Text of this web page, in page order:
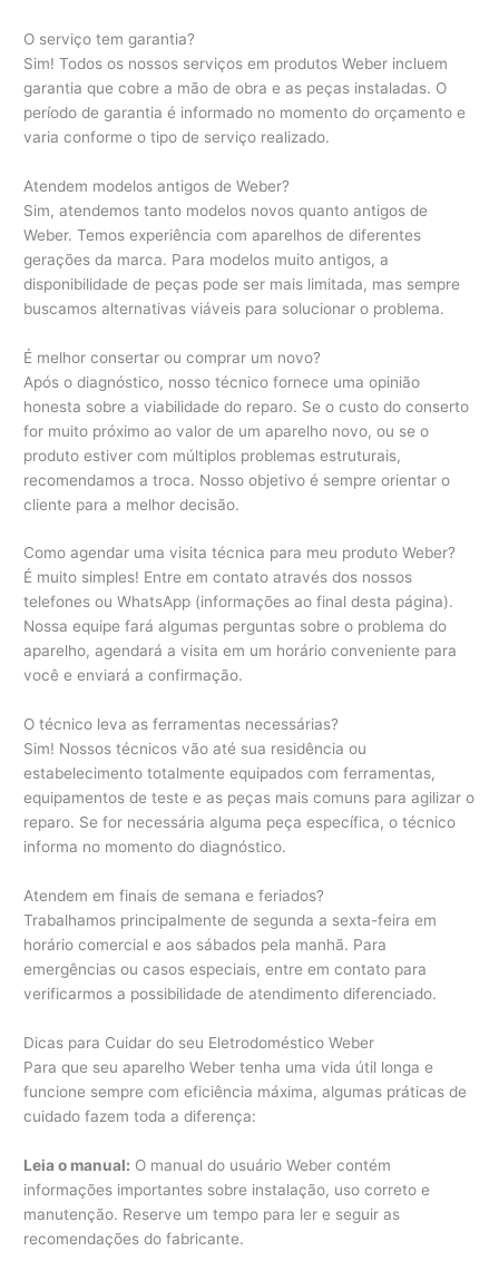
O serviço tem garantia?
Sim! Todos os nossos serviços em produtos Weber incluem
garantia que cobre a mão de obra e as peças instaladas. O
período de garantia é informado no momento do orçamento e
varia conforme o tipo de serviço realizado.
Atendem modelos antigos de Weber?
Sim, atendemos tanto modelos novos quanto antigos de
Weber. Temos experiência com aparelhos de diferentes
gerações da marca. Para modelos muito antigos, a
disponibilidade de peças pode ser mais limitada, mas sempre
buscamos alternativas viáveis para solucionar o problema.
É melhor consertar ou comprar um novo?
Após o diagnóstico, nosso técnico fornece uma opinião
honesta sobre a viabilidade do reparo. Se o custo do conserto
for muito próximo ao valor de um aparelho novo, ou se o
produto estiver com múltiplos problemas estruturais,
recomendamos a troca. Nosso objetivo é sempre orientar o
cliente para a melhor decisão.
Como agendar uma visita técnica para meu produto Weber?
É muito simples! Entre em contato através dos nossos
telefones ou WhatsApp (informações ao final desta página).
Nossa equipe fará algumas perguntas sobre o problema do
aparelho, agendará a visita em um horário conveniente para
você e enviará a confirmação.
O técnico leva as ferramentas necessárias?
Sim! Nossos técnicos vão até sua residência ou
estabelecimento totalmente equipados com ferramentas,
equipamentos de teste e as peças mais comuns para agilizar o
reparo. Se for necessária alguma peça específica, o técnico
informa no momento do diagnóstico.
Atendem em finais de semana e feriados?
Trabalhamos principalmente de segunda a sexta-feira em
horário comercial e aos sábados pela manhã. Para
emergências ou casos especiais, entre em contato para
verificarmos a possibilidade de atendimento diferenciado.
Dicas para Cuidar do seu Eletrodoméstico Weber
Para que seu aparelho Weber tenha uma vida útil longa e
funcione sempre com eficiência máxima, algumas práticas de
cuidado fazem toda a diferença:
Leia o manual: O manual do usuário Weber contém
informações importantes sobre instalação, uso correto e
manutenção. Reserve um tempo para ler e seguir as
recomendações do fabricante.